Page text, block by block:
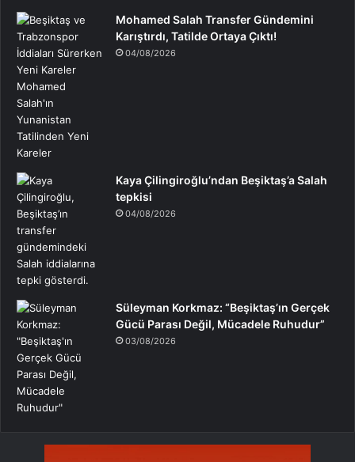
Mohamed Salah Transfer Gündemini
Karıştırdı, Tatilde Ortaya Çıktı!
04/08/2026
Kaya Çilingiroğlu’ndan Beşiktaş’a Salah
tepkisi
04/08/2026
Süleyman Korkmaz: “Beşiktaş’ın Gerçek
Gücü Parası Değil, Mücadele Ruhudur”
03/08/2026